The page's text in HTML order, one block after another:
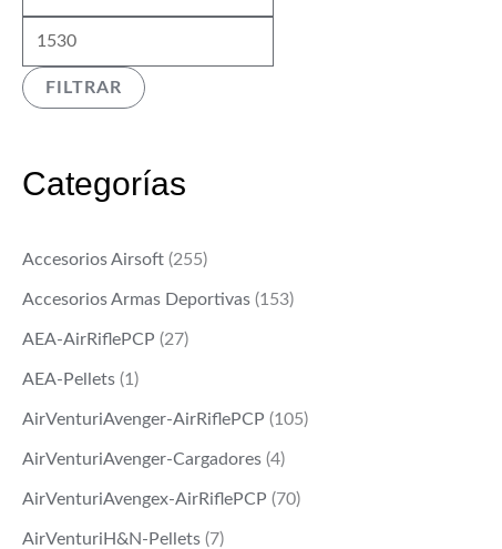
í
i
FILTRAR
Categorías
Accesorios Airsoft (255)
Accesorios Armas Deportivas (153)
AEA-AirRiflePCP (27)
AEA-Pellets (1)
AirVenturiAvenger-AirRiflePCP (105)
AirVenturiAvenger-Cargadores (4)
AirVenturiAvengex-AirRiflePCP (70)
AirVenturiH&N-Pellets (7)